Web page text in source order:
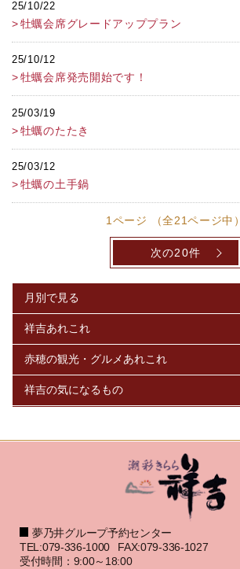
25/10/22
牡蠣会席グレードアッププラン
25/10/12
牡蠣会席発売開始です！
25/03/19
牡蠣のたたき
25/03/12
牡蠣の土手鍋
1ページ （全21ページ中）
次の20件
夢乃井グループ予約センター
TEL:079-336-1000
FAX:079-336-1027
受付時間：9:00～18:00